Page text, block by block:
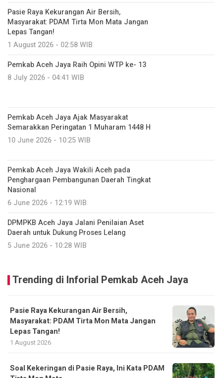
Pasie Raya Kekurangan Air Bersih,
Masyarakat: PDAM Tirta Mon Mata Jangan
Lepas Tangan!
1 August 2026 - 02:58 WIB
Pemkab Aceh Jaya Raih Opini WTP ke- 13
8 July 2026 - 04:41 WIB
Pemkab Aceh Jaya Ajak Masyarakat
Semarakkan Peringatan 1 Muharam 1448 H
10 June 2026 - 10:25 WIB
Pemkab Aceh Jaya Wakili Aceh pada
Penghargaan Pembangunan Daerah Tingkat
Nasional
6 June 2026 - 12:19 WIB
DPMPKB Aceh Jaya Jalani Penilaian Aset
Daerah untuk Dukung Proses Lelang
5 June 2026 - 10:28 WIB
Trending di Inforial Pemkab Aceh Jaya
Pasie Raya Kekurangan Air Bersih,
Masyarakat: PDAM Tirta Mon Mata Jangan
Lepas Tangan!
1 August 2026
Soal Kekeringan di Pasie Raya, Ini Kata PDAM